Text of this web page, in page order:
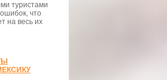
туристами
что
на весь их